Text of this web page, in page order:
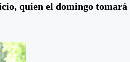
quien el domingo